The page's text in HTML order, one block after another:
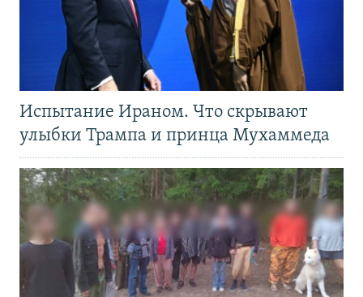
Испытание Ираном. Что скрывают
улыбки Трампа и принца Мухаммеда